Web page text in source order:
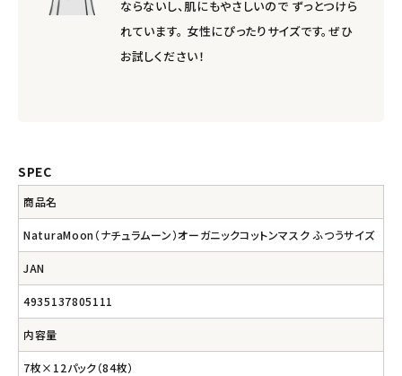
ならないし、肌にもやさしいので ずっとつけら
れています。 女性にぴったりサイズです。ぜひ
お試しください！
SPEC
商品名
NaturaMoon（ナチュラムーン）オーガニックコットンマスク ふつうサイズ
JAN
4935137805111
内容量
7枚×12パック（84枚）